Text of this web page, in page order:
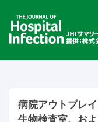
病院アウトブレ
生物検査室、お